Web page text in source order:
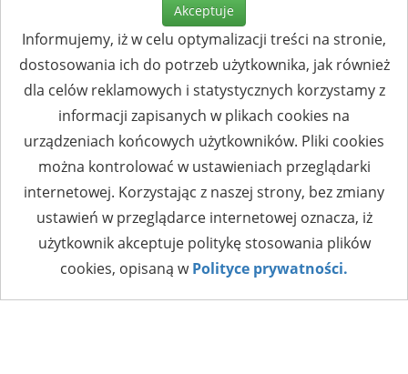
Akceptuje
Informujemy, iż w celu optymalizacji treści na stronie,
dostosowania ich do potrzeb użytkownika, jak również
dla celów reklamowych i statystycznych korzystamy z
informacji zapisanych w plikach cookies na
urządzeniach końcowych użytkowników. Pliki cookies
można kontrolować w ustawieniach przeglądarki
internetowej. Korzystając z naszej strony, bez zmiany
ustawień w przeglądarce internetowej oznacza, iż
użytkownik akceptuje politykę stosowania plików
cookies, opisaną wPolityce prywatności.